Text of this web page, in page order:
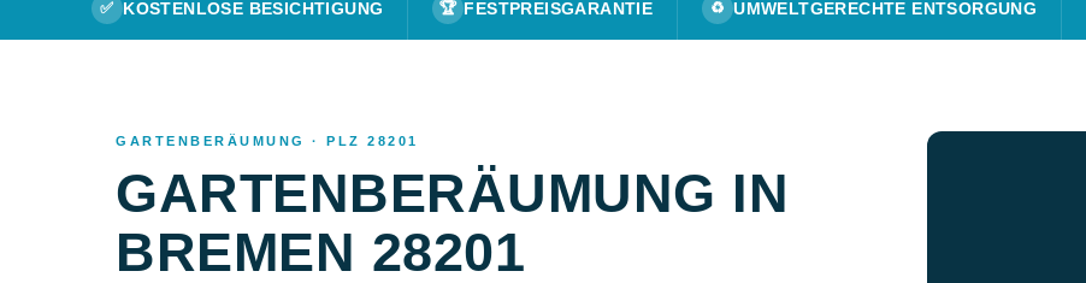
✅ KOSTENLOSE BESICHTIGUNG 🏆 FESTPREISGARANTIE ♻️ UMWELTGERECHTE ENTSORGUNG
GARTENBERÄUMUNG · PLZ 28201
GARTENBERÄUMUNG IN
BREMEN 28201